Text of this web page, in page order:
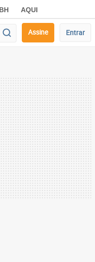
AQUI
Assine Entrar